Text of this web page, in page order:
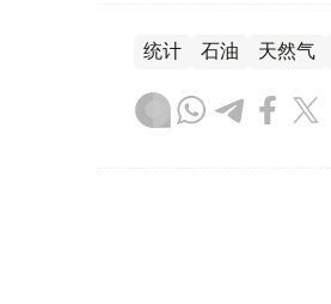
统计 石油 天然气